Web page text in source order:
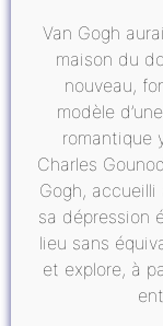
Van Gogh
maison du
nouveau,
modèle
romantique
Charles
Gogh,
sa dépression
lieu sans
et explore, à